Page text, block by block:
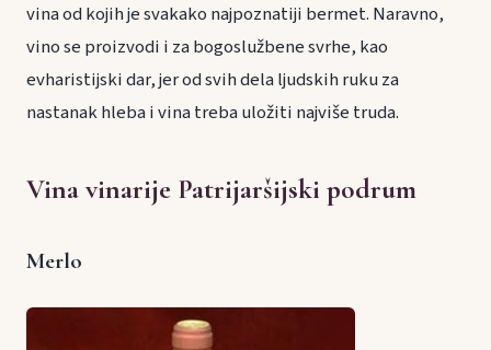
vina od kojih je svakako najpoznatiji bermet. Naravno,
vino se proizvodi i za bogoslužbene svrhe, kao
evharistijski dar, jer od svih dela ljudskih ruku za
nastanak hleba i vina treba uložiti najviše truda.
Vina vinarije Patrijaršijski podrum
Merlo